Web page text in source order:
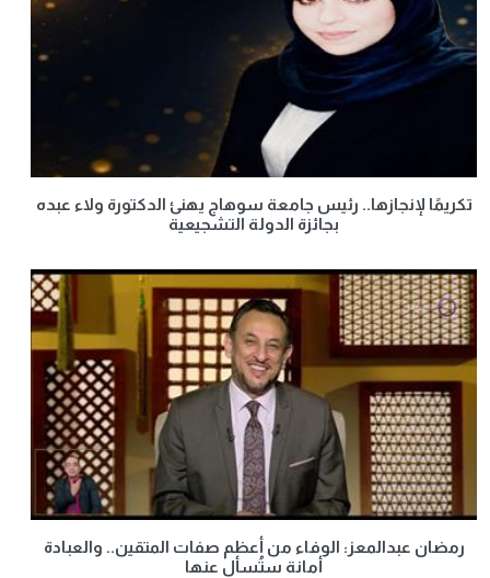
تكريمًا لإنجازها.. رئيس جامعة سوهاج يهنئ الدكتورة ولاء عبده
بجائزة الدولة التشجيعية
رمضان عبدالمعز: الوفاء من أعظم صفات المتقين.. والعبادة
أمانة ستُسأل عنها